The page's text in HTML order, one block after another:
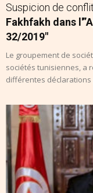
Suspicion de
Fakhfakh dans
32/2019″
Le groupement de
sociétés tunisiennes, a
différentes déclarations